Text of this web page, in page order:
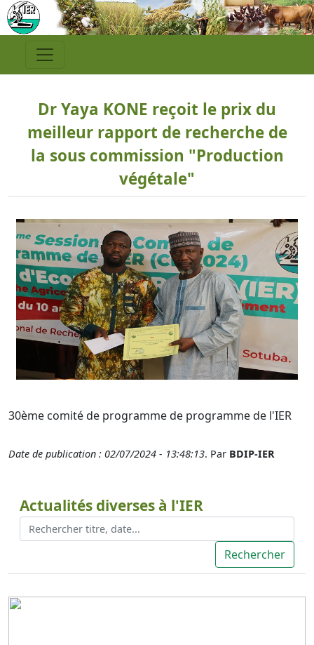
Dr Yaya KONE reçoit le prix du
meilleur rapport de recherche de
la sous commission "Production
végétale"
30ème comité de programme de programme de l'IER
Date de publication : 02/07/2024 - 13:48:13. Par BDIP-IER
Actualités diverses à l'IER